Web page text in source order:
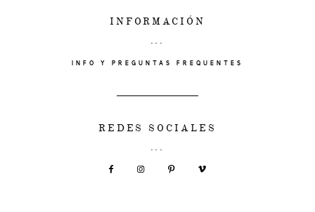
INFORMACIÓN
INFO Y PREGUNTAS FREQUENTES
REDES SOCIALES